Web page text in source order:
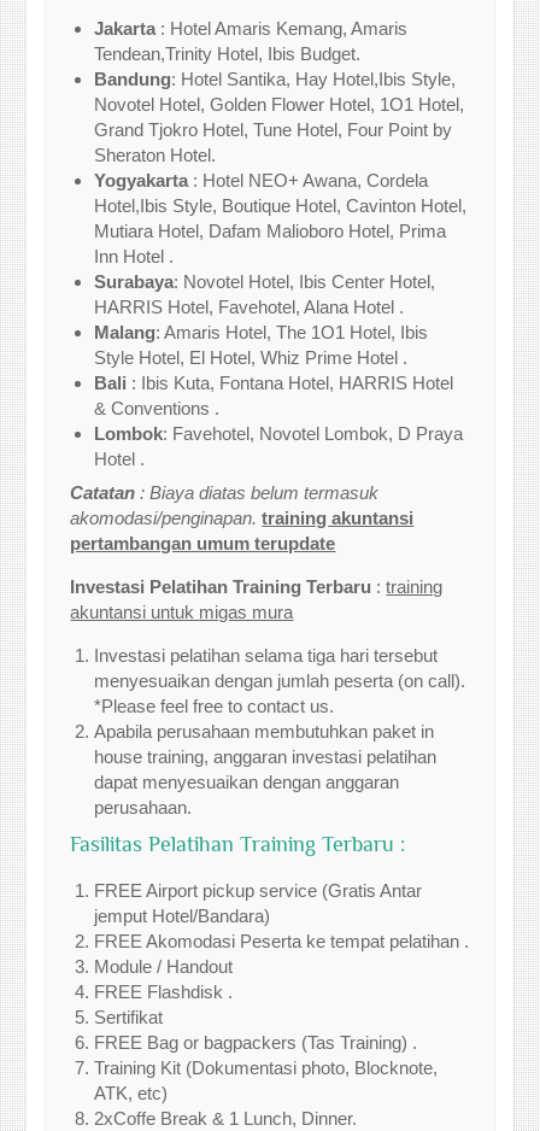
Jakarta : Hotel Amaris Kemang, Amaris
Tendean,Trinity Hotel, Ibis Budget.
Bandung: Hotel Santika, Hay Hotel,Ibis Style,
Novotel Hotel, Golden Flower Hotel, 1O1 Hotel,
Grand Tjokro Hotel, Tune Hotel, Four Point by
Sheraton Hotel.
Yogyakarta : Hotel NEO+ Awana, Cordela
Hotel,Ibis Style, Boutique Hotel, Cavinton Hotel,
Mutiara Hotel, Dafam Malioboro Hotel, Prima
Inn Hotel .
Surabaya: Novotel Hotel, Ibis Center Hotel,
HARRIS Hotel, Favehotel, Alana Hotel .
Malang: Amaris Hotel, The 1O1 Hotel, Ibis
Style Hotel, El Hotel, Whiz Prime Hotel .
Bali : Ibis Kuta, Fontana Hotel, HARRIS Hotel
& Conventions .
Lombok: Favehotel, Novotel Lombok, D Praya
Hotel .
Catatan: Biaya diatas belum termasuk
akomodasi/penginapan.training akuntansi
pertambangan umum terupdate
Investasi Pelatihan Training Terbaru :training
akuntansi untuk migas mura
Investasi pelatihan selama tiga hari tersebut
menyesuaikan dengan jumlah peserta (on call).
*Please feel free to contact us.
Apabila perusahaan membutuhkan paket in
house training, anggaran investasi pelatihan
dapat menyesuaikan dengan anggaran
perusahaan.
Fasilitas Pelatihan Training Terbaru :
FREE Airport pickup service (Gratis Antar
jemput Hotel/Bandara)
FREE Akomodasi Peserta ke tempat pelatihan .
Module / Handout
FREE Flashdisk .
Sertifikat
FREE Bag or bagpackers (Tas Training) .
Training Kit (Dokumentasi photo, Blocknote,
ATK, etc)
2xCoffe Break & 1 Lunch, Dinner.